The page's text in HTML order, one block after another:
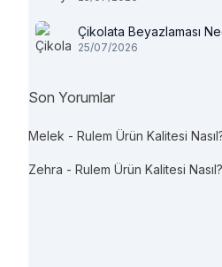
Çikolata Beyazlaması
Tüketilir mi?
25/07/2026
Son Yorumlar
Melek - Rulem Ürün Kalitesi
Zehra - Rulem Ürün Kalitesi Nasıl?